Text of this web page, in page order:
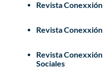
Revista Conexxión
Revista Conexxión
Revista
Sociales